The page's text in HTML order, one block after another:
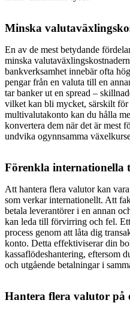
Minska
En av de mest betydande
minska
bankverksamhet innebär ofta
pengar från en valuta till en
tar banker ut en spread –
vilket kan bli mycket, särskilt
multivalutakonto kan du hålla
konvertera dem när det är mest
undvika ogynnsamma
Förenkla internationella
Att hantera flera valutor kan
som verkar internationellt. Att
betala leverantörer i en annan
kan leda till förvirring och fel.
process genom att låta dig
konto. Detta effektiviserar din
kassaflödeshantering, eftersom
och utgående betalningar i
Hantera flera valutor på